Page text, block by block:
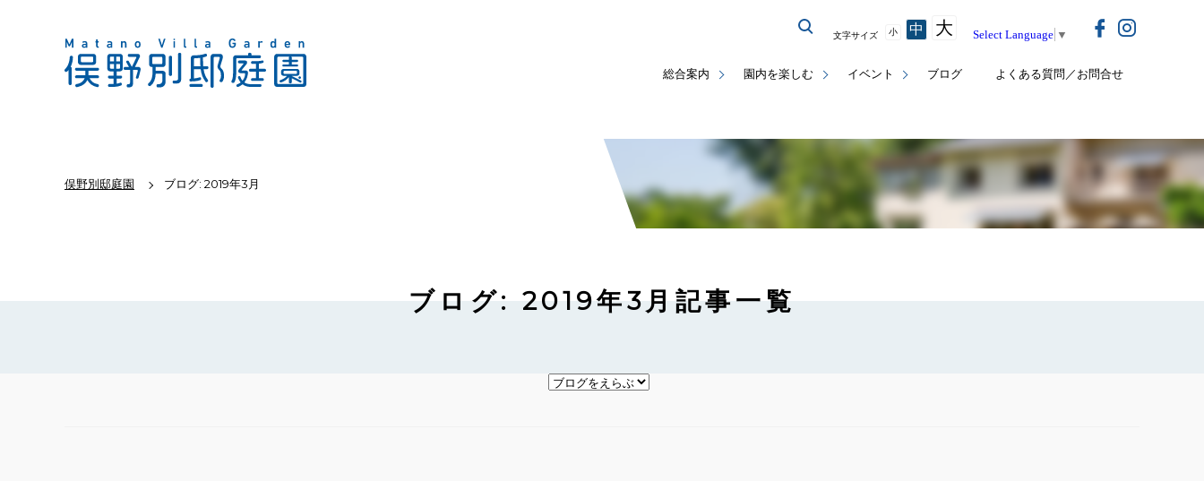
総合案内 園内を楽しむ イベント ブログ よくある質問／お問合せ
文字サイズ 小 中 大 Select Language ▼
俣野別邸庭園 ブログ: 2019年3月
ブログ: 2019年3月記事一覧